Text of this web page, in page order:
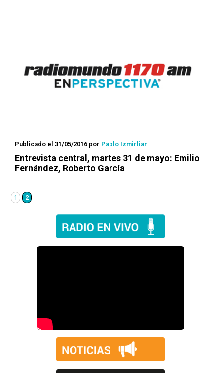
Publicado el 31/05/2016 por Pablo Izmirlian
Entrevista central, martes 31 de mayo: Emilio
Fernández, Roberto García
1 2